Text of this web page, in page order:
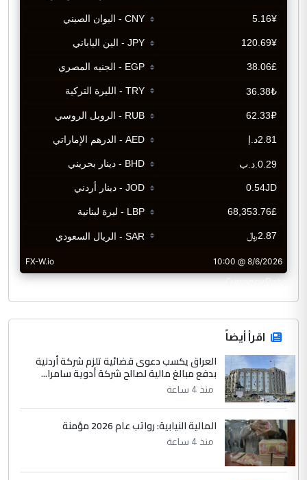
CurrencyRate
اقرأ أيضاً
العراق يكسب دعوى قضائية تلزم شركة أردنية
بدفع مبالغ مالية لصالح شركة أدوية سامرا...
منذ 4 ساعة
المالية النيابية: رواتب عام 2026 مؤمنة
منذ 4 ساعة